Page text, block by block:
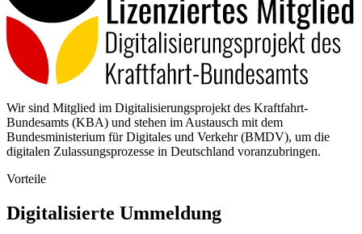
Wir sind Mitglied im Digitalisierungsprojekt des Kraftfahrt-
Bundesamts (KBA) und stehen im Austausch mit dem
Bundesministerium für Digitales und Verkehr (BMDV), um die
digitalen Zulassungsprozesse in Deutschland voranzubringen.
Vorteile
Digitalisierte Ummeldung